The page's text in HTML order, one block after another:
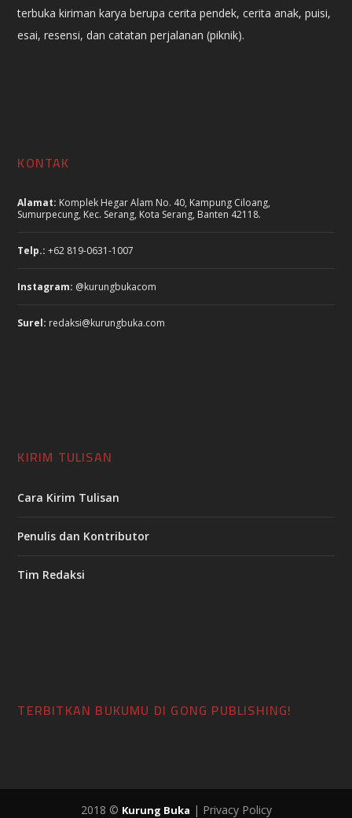
terbuka kiriman karya berupa cerita pendek, cerita anak, puisi,
esai, resensi, dan catatan perjalanan (piknik).
KONTAK
Alamat: Komplek Hegar Alam No. 40, Kampung Ciloang,
Sumurpecung, Kec. Serang, Kota Serang, Banten 42118.
Telp.: +62 819-0631-1007
Instagram: @kurungbukacom
Surel: redaksi@kurungbuka.com
KIRIM TULISAN
Cara Kirim Tulisan
Penulis dan Kontributor
Tim Redaksi
TERBITKAN BUKUMU DI GONG PUBLISHING!
2018 © Kurung Buka | Privacy Policy